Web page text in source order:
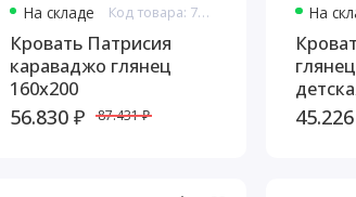
На складе Код товара: 7672
Кровать Патрисия
караваджо глянец
160х200
56.830 ₽ 87.431 ₽
На